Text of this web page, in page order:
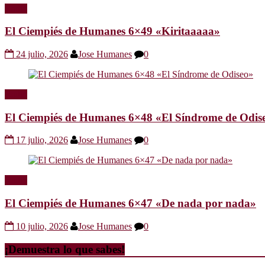
El Ciempiés de Humanes 6×49 «Kiritaaaaa»
24 julio, 2026 Jose Humanes 0
El Ciempiés de Humanes 6×48 «El Síndrome de
17 julio, 2026 Jose Humanes 0
El Ciempiés de Humanes 6×47 «De nada por nada»
10 julio, 2026 Jose Humanes 0
¡Demuestra lo que sabes!